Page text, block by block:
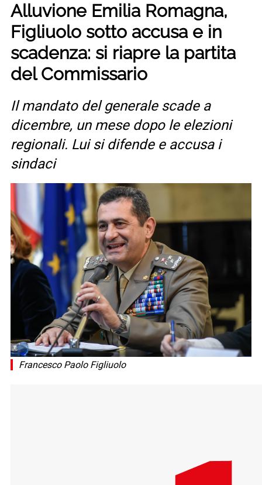
Alluvione Emilia Romagna,
Figliuolo sotto accusa e in
scadenza: si riapre la partita
del Commissario
Il mandato del generale scade a
dicembre, un mese dopo le elezioni
regionali. Lui si difende e accusa i
sindaci
Francesco Paolo Figliuolo